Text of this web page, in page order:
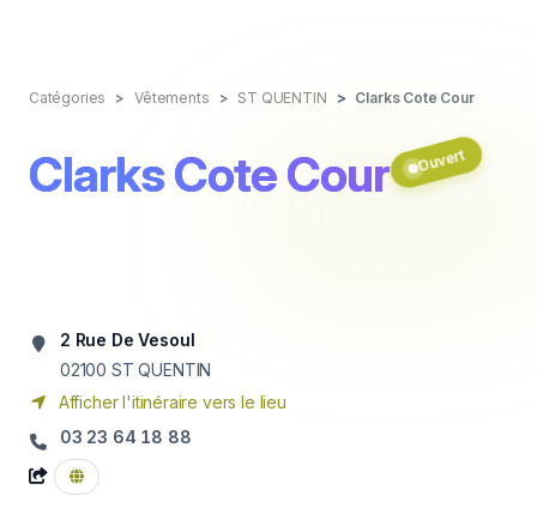
Catégories Vêtements ST QUENTIN Clarks Cote Cour
Clarks Cote Cour Ouvert
2 Rue De Vesoul
02100 ST QUENTIN
Afficher l'itinéraire vers le lieu
03 23 64 18 88